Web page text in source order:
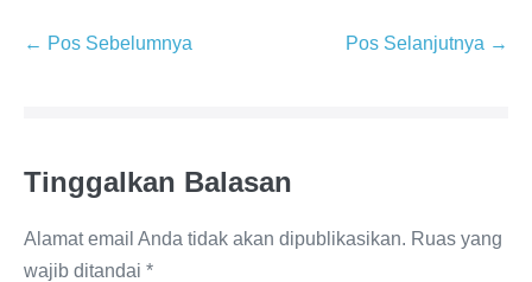
Navigasi
← Pos Sebelumnya Pos Selanjutnya →
Tinggalkan Balasan
Alamat email Anda tidak akan dipublikasikan. Ruas yang
wajib ditandai *